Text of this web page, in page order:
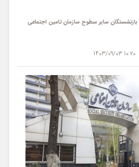
سایر سطوح سازمان تامین اجتماعی
10:20 1403/09/03